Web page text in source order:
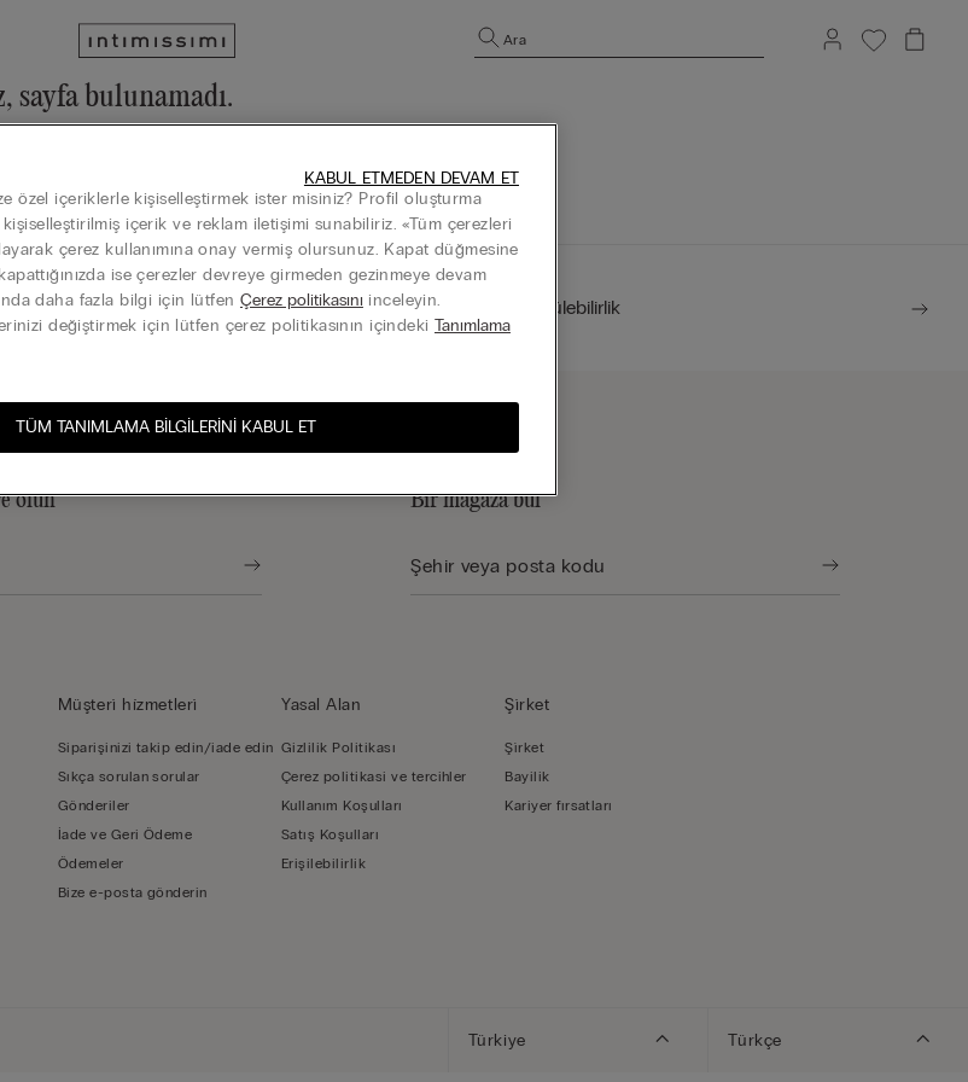
Ara
sayfa bulunamadı.
Kartı Sürdürülebilirlik
olun Bir mağaza bul
Müşteri̇ hi̇zmetleri̇
Siparişinizi takip edin/iade edin
Sıkça sorulan sorular
Gönderiler
İade ve Geri Ödeme
Ödemeler
Bize e-posta gönderin
Yasal Alan
Gizlilik Politikası
Çerez politikasi ve tercihler
Kullanım Koşulları
Satış Koşulları
Erişilebilirlik
Şi̇rket
Şi̇rket
Bayilik
Kariyer fırsatları
Türkiye Türkçe
özel içeriklerle kişiselleştirmek ister misiniz? Profil oluşturma
kişiselleştirilmiş içerik ve reklam iletişimi sunabiliriz. «Tüm çerezleri
çerez kullanımına onay vermiş olursunuz. Kapat düğmesine
ise çerezler devreye girmeden gezinmeye devam
daha fazla bilgi için lütfen Çerez politikasını inceleyin.
değiştirmek için lütfen çerez politikasının içindeki Tanımlama
TÜM TANIMLAMA BILGILERINI KABUL ET
KABUL ETMEDEN DEVAM ET